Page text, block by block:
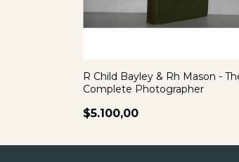
R Child Bayley & Rh Mason -
Complete Photographer
$5.100,00